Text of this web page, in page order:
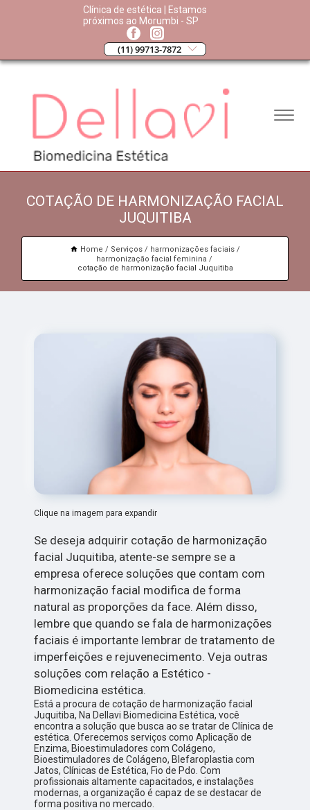
Clínica de estética | Estamos
próximos ao Morumbi - SP
(11) 99713-7872
COTAÇÃO DE HARMONIZAÇÃO FACIAL
JUQUITIBA
Home Serviços
harmonizações faciais
harmonização facial feminina
cotação de harmonização facial Juquitiba
Clique na imagem para expandir
Se deseja adquirir cotação de harmonização
facial Juquitiba, atente-se sempre se a
empresa oferece soluções que contam com
harmonização facial modifica de forma
natural as proporções da face. Além disso,
lembre que quando se fala de harmonizações
faciais é importante lembrar de tratamento de
imperfeições e rejuvenecimento. Veja outras
soluções com relação a Estético -
Biomedicina estética.
Está a procura de cotação de harmonização facial
Juquitiba, Na Dellavi Biomedicina Estética, você
encontra a solução que busca ao se tratar de Clínica de
estética. Oferecemos serviços como Aplicação de
Enzima, Bioestimuladores com Colágeno,
Bioestimuladores de Colágeno, Blefaroplastia com
Jatos, Clínicas de Estética, Fio de Pdo. Com
profissionais altamente capacitados, e instalações
modernas, a organização é capaz de se destacar de
forma positiva no mercado.